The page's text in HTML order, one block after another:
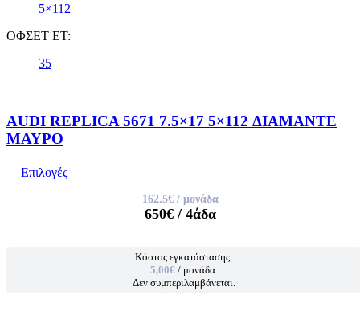
5×112
ΟΦΣΕΤ ET:
35
AUDI REPLICA 5671 7.5×17 5×112 ΔΙΑΜΑΝΤΕ
ΜΑΥΡΟ
Επιλογές
162.5€/ μονάδα
650€/ 4άδα
Κόστος εγκατάστασης:
5,00€ / μονάδα.
Δεν συμπεριλαμβάνεται.